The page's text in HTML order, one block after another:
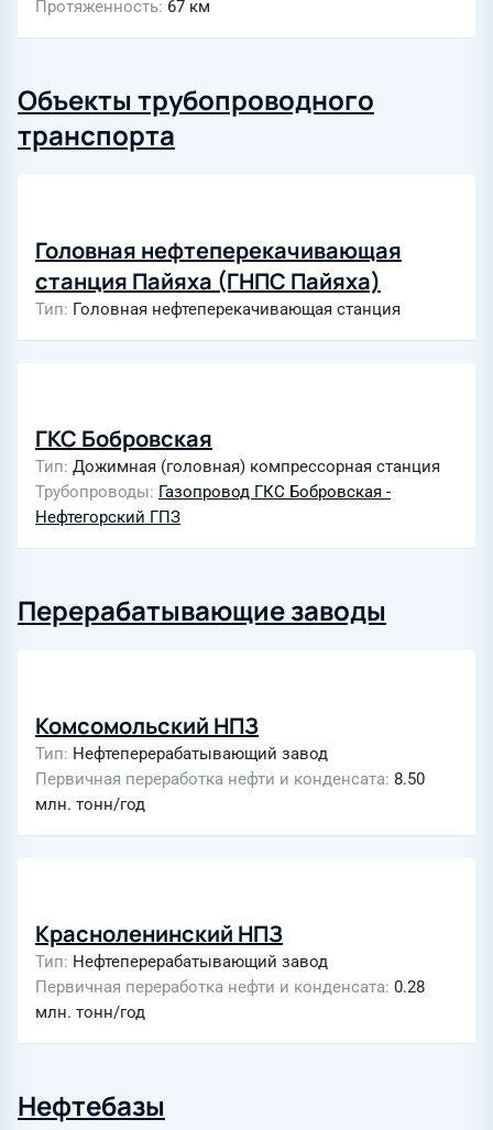
Протяженность 67 км
Объекты трубопроводного
транспорта
Головная нефтеперекачивающая
станция Пайяха (ГНПС Пайяха)
Тип Головная нефтеперекачивающая станция
ГКС Бобровская
Тип Дожимная (головная) компрессорная станция
Трубопроводы Газопровод ГКС Бобровская -
Нефтегорский ГПЗ
Перерабатывающие заводы
Комсомольский НПЗ
Тип Нефтеперерабатывающий завод
Первичная переработка нефти и конденсата 8.50
млн. тонн/год
Красноленинский НПЗ
Тип Нефтеперерабатывающий завод
Первичная переработка нефти и конденсата 0.28
млн. тонн/год
Нефтебазы